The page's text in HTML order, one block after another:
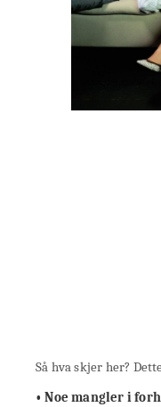
Så hva skjer her?
• Noe mangler i